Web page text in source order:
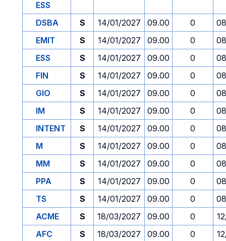
ESS
DSBA S 14/01/2027 09.00 0
EMIT
S 14/01/2027 09.00 0
ESS
S 14/01/2027 09.00 0
FIN
S 14/01/2027 09.00 0
GIO
S 14/01/2027 09.00 0
IM
S 14/01/2027 09.00 0
INTENT
S 14/01/2027 09.00 0
M
S 14/01/2027 09.00 0
MM
S 14/01/2027 09.00 0
PPA
S 14/01/2027 09.00 0
TS
S 14/01/2027 09.00 0
ACME
S 18/03/2027 09.00 0
AFC
S 18/03/2027 09.00 0